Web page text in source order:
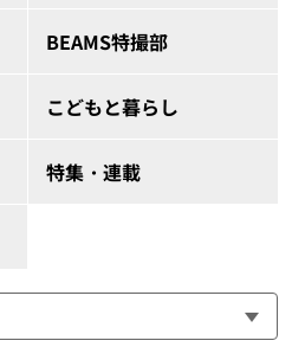
BEAMS特撮部
こどもと暮らし
特集・連載